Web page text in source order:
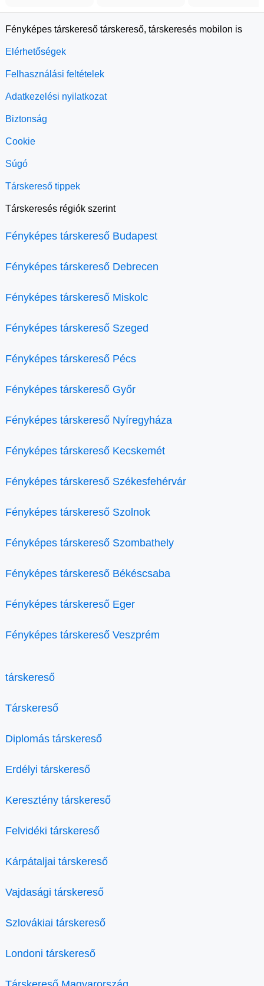
Fényképes társkereső társkereső, társkeresés mobilon is
Elérhetőségek
Felhasználási feltételek
Adatkezelési nyilatkozat
Biztonság
Cookie
Súgó
Társkereső tippek
Társkeresés régiók szerint
Fényképes társkereső Budapest
Fényképes társkereső Debrecen
Fényképes társkereső Miskolc
Fényképes társkereső Szeged
Fényképes társkereső Pécs
Fényképes társkereső Győr
Fényképes társkereső Nyíregyháza
Fényképes társkereső Kecskemét
Fényképes társkereső Székesfehérvár
Fényképes társkereső Szolnok
Fényképes társkereső Szombathely
Fényképes társkereső Békéscsaba
Fényképes társkereső Eger
Fényképes társkereső Veszprém
társkereső
Társkereső
Diplomás társkereső
Erdélyi társkereső
Keresztény társkereső
Felvidéki társkereső
Kárpátaljai társkereső
Vajdasági társkereső
Szlovákiai társkereső
Londoni társkereső